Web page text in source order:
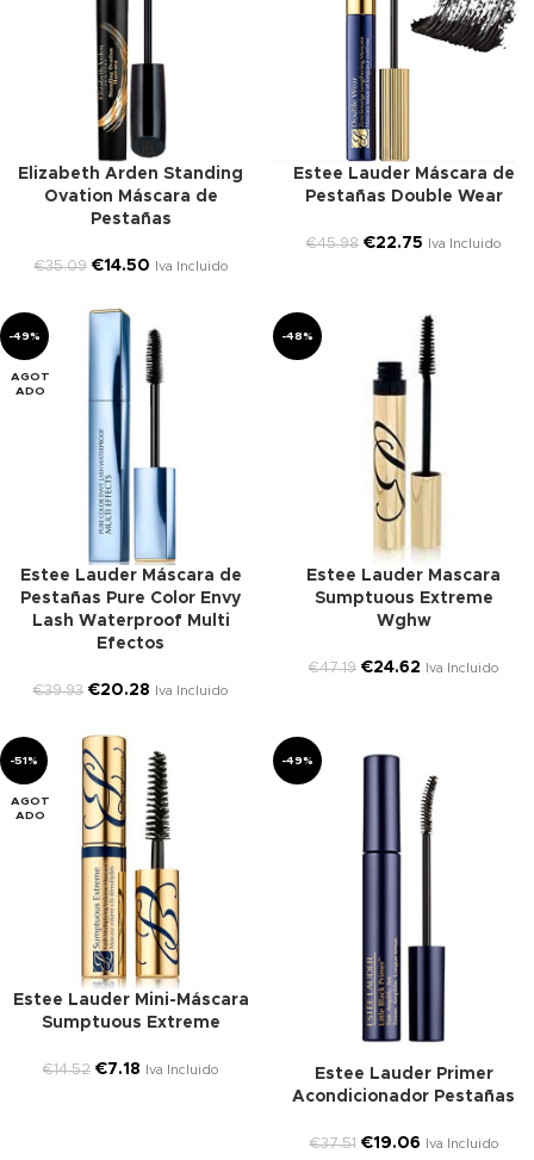
Elizabeth Arden Standing
Ovation Máscara de
Pestañas
€35.09 €14.50 Iva Incluido
Estee Lauder Máscara de
Pestañas Double Wear
€45.98 €22.75 Iva Incluido
-49%
AGOT
ADO
Estee Lauder Máscara de
Pestañas Pure Color Envy
Lash Waterproof Multi
Efectos
€39.93 €20.28 Iva Incluido
-48%
Estee Lauder Mascara
Sumptuous Extreme
Wghw
€47.19 €24.62 Iva Incluido
-51%
AGOT
ADO
Estee Lauder Mini-Máscara
Sumptuous Extreme
€14.52 €7.18 Iva Incluido
-49%
Estee Lauder Primer
Acondicionador Pestañas
€37.51 €19.06 Iva Incluido